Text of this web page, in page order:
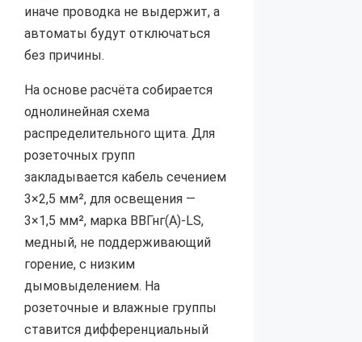
иначе проводка не выдержит, а
автоматы будут отключаться
без причины.
На основе расчёта собирается
однолинейная схема
распределительного щита. Для
розеточных групп
закладывается кабель сечением
3×2,5 мм², для освещения —
3×1,5 мм², марка ВВГнг(А)-LS,
медный, не поддерживающий
горение, с низким
дымовыделением. На
розеточные и влажные группы
ставится дифференциальный